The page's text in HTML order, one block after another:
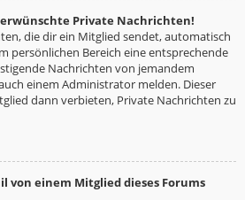
Private Nachrichten!
die dir ein Mitglied sendet, automatisch
persönlichen Bereich eine entsprechende
Nachrichten von jemandem
einem Administrator melden. Dieser
dann verbieten, Private Nachrichten zu
von einem Mitglied dieses Forums